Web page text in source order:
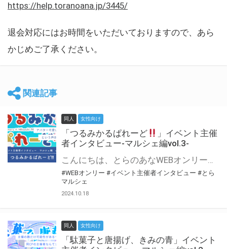
https://help.toranoana.jp/3445/
退会対応にはお時間をいただいておりますので、あら
かじめご了承ください。
関連記事
同人 女性向け
「つるみかるぱれーど
」イベント主催
者インタビュー-マルシェ編vol.3-
こんにちは、とらのあなWEBオンリー運営スタッフです。 新たにお届けする、イベント主催者インタビュー-マルシェ編-は、 とらのあなWEBオンリー「マルシェ」をご利用した主催様に 「マルシェ」を使って開催した感想や心がけをお聞きする企画です。 今回は、WEBオンリー初開催「つるみかるぱれーど
#WEBオンリー #イベント主催者インタビュー #とら
マルシェ
2024.10.18
同人 女性向け
「駄菓子と唐揚げ、きみの青」イベント